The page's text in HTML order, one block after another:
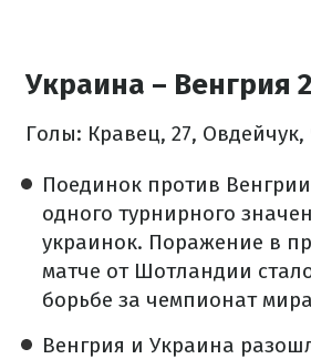
Украина – Венгрия
Голы: Кравец, 27, Овдейчук,
Поединок против
одного турнирного
украинок. Поражение в
матче от Шотландии
борьбе за чемпионат
Венгрия и Украина